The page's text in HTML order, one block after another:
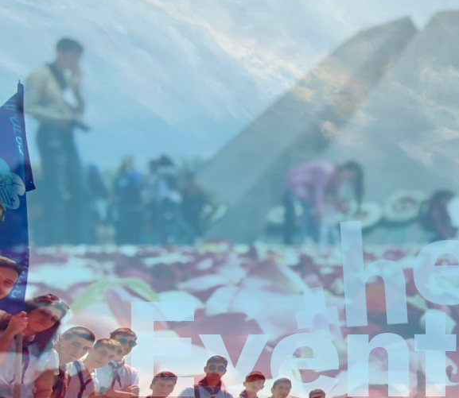
ԱՐԱԼԵԶ
Սկաուտ
Խումբ
Ծանոթանալ ծրագրին